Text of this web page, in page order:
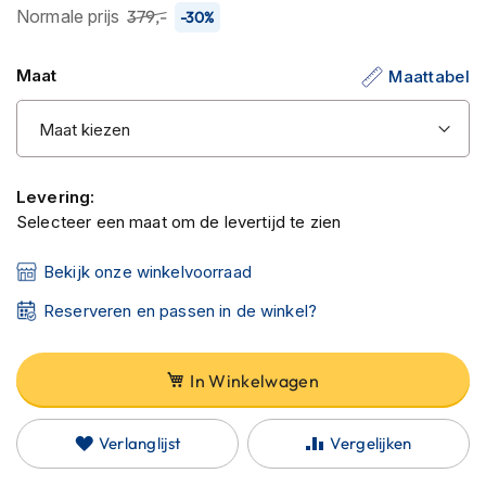
a
b
o
h
m
e
n
E
d
r
h
e
m
de
gallerij
Normale prijs 379,- -30%
Maat Maattabel
Levering:
Selecteer een maat om de levertijd te zien
Bekijk onze winkelvoorraad
Reserveren en passen in de winkel?
In Winkelwagen
Verlanglijst Vergelijken